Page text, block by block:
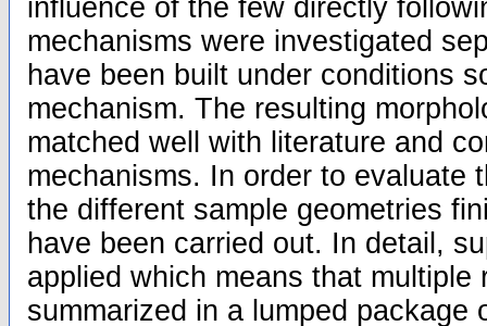
influence of the few directly
mechanisms were investigated
have been built under conditions
mechanism. The resulting
matched well with literature and
mechanisms. In order to evaluate
the different sample geometries
have been carried out. In detail,
applied which means that multiple
summarized in a lumped package